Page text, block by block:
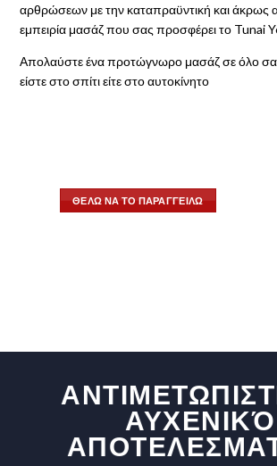
αρθρώσεων με την καταπραϋντική και άκρως
εμπειρία μασάζ που σας προσφέρει το Tunai
Απολαύστε ένα προτώγνωρο μασάζ σε όλο
είστε στο σπίτι είτε στο αυτοκίνητο
ΘΕΛΩ ΝΑ ΤΟ ΠΑΡΑΓΓΕΙΛΩ
ΑΥΧΕΝΙΚΌ